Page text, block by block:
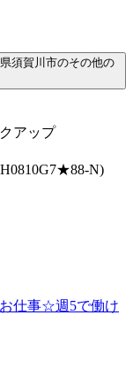
須賀川市のその他の
アップ
N)
お仕事☆週5で働け